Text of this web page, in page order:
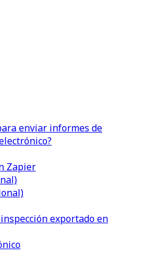
enviar informes de
Zapier
exportado en